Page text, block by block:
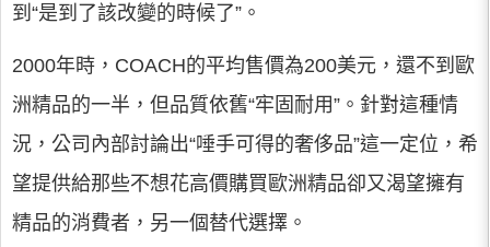
到“是到了該改變的時候了”。
2000年時，COACH的平均售價為200美元，還不到歐
洲精品的一半，但品質依舊“牢固耐用”。針對這種情
況，公司內部討論出“唾手可得的奢侈品”這一定位，希
望提供給那些不想花高價購買歐洲精品卻又渴望擁有
精品的消費者，另一個替代選擇。